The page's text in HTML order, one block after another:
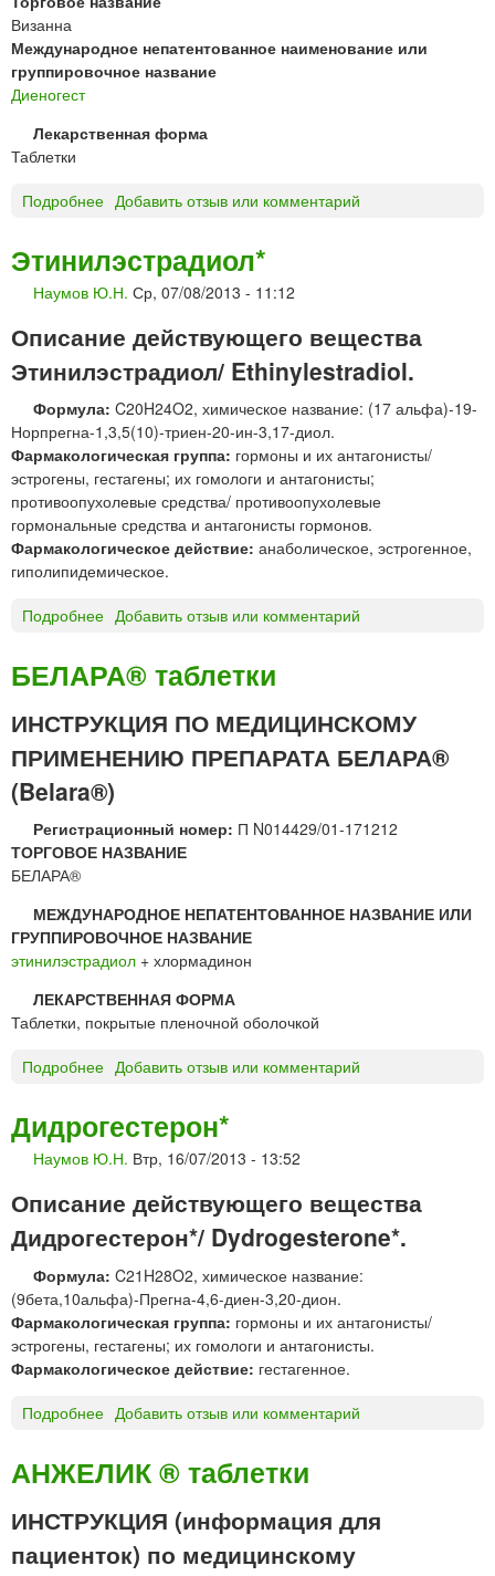
Визанна
Международное непатентованное наименование или
группировочное название
Диеногест
Лекарственная форма
Таблетки
Подробнее
з
а
н
т
а
б
л
е
т
к
и
Б
р
Добавить отзыв или комментарий
Этинилэстрадиол*
Наумов Ю.Н. Ср, 07/08/2013 - 11:12
Описание действующего вещества
Этинилэстрадиол/ Ethinylestradiol.
Формула: C20H24O2, химическое название: (17 альфа)-19-
Норпрегна-1,3,5(10)-триен-20-ин-3,17-диол.
Фармакологическая группа: гормоны и их антагонисты/
эстрогены, гестагены; их гомологи и антагонисты;
противоопухолевые средства/ противоопухолевые
гормональные средства и антагонисты гормонов.
Фармакологическое действие: анаболическое, эстрогенное,
гиполипидемическое.
Подробнее
и
и
л
э
с
т
р
и
о
л
Добавить отзыв или комментарий
БЕЛАРА® таблетки
ИНСТРУКЦИЯ ПО МЕДИЦИНСКОМУ
ПРИМЕНЕНИЮ ПРЕПАРАТА БЕЛАРА®
(Belara®)
Регистрационный номер: П N014429/01-171212
ТОРГОВОЕ НАЗВАНИЕ
БЕЛАРА®
МЕЖДУНАРОДНОЕ НЕПАТЕНТОВАННОЕ НАЗВАНИЕ ИЛИ
ГРУППИРОВОЧНОЕ НАЗВАНИЕ
этинилэстрадиол + хлормадинон
ЛЕКАРСТВЕННАЯ ФОРМА
Таблетки, покрытые пленочной оболочкой
Подробнее
Л
А
А
®
т
а
б
л
е
т
Добавить отзыв или комментарий
Дидрогестерон*
Наумов Ю.Н. Втр, 16/07/2013 - 13:52
Описание действующего вещества
Дидрогестерон*/ Dydrogesterone*.
Формула: C21H28O2, химическое название:
(9бета,10альфа)-Прегна-4,6-диен-3,20-дион.
Фармакологическая группа: гормоны и их антагонисты/
эстрогены, гестагены; их гомологи и антагонисты.
Фармакологическое действие: гестагенное.
Подробнее
и
д
о
г
Добавить отзыв или комментарий
АНЖЕЛИК ® таблетки
ИНСТРУКЦИЯ (информация для
пациенток) по медицинскому